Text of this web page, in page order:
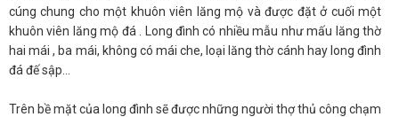
cúng chung cho một khuôn viên lăng mộ và được đặt ở cuối một
khuôn viên lăng mộ đá . Long đình có nhiều mẫu như mấu lăng thờ
hai mái , ba mái, không có mái che, loại lăng thờ cánh hay long đình
đá đế sập...
Trên bề mặt của long đình sẽ được những người thợ thủ công chạm